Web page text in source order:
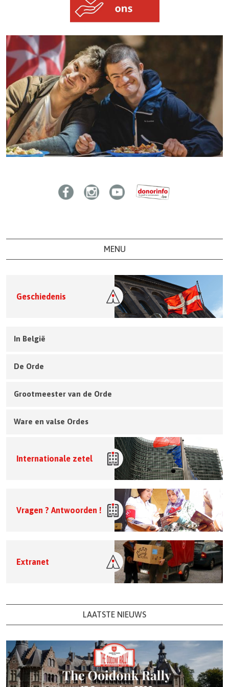
MENU
Geschiedenis
In België
De Orde
Grootmeester van de Orde
Ware en valse Ordes
Internationale zetel
Vragen ? Antwoorden !
Extranet
LAATSTE NIEUWS